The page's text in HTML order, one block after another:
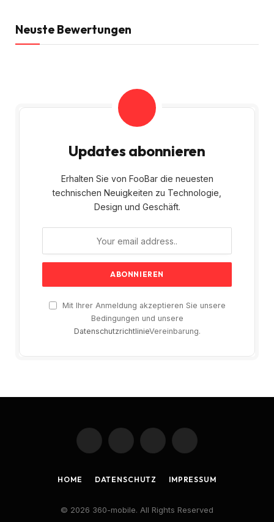
Neuste Bewertungen
Updates abonnieren
Erhalten Sie von FooBar die neuesten
technischen Neuigkeiten zu Technologie,
Design und Geschäft.
Mit Ihrer Anmeldung akzeptieren Sie unsere
Bedingungen und unsere
DatenschutzrichtlinieVereinbarung.
Facebook
(Twitter)
Instagram Pinterest
HOME DATENSCHUTZ IMPRESSUM
© 2026 360-mobile. All Rights Reserved